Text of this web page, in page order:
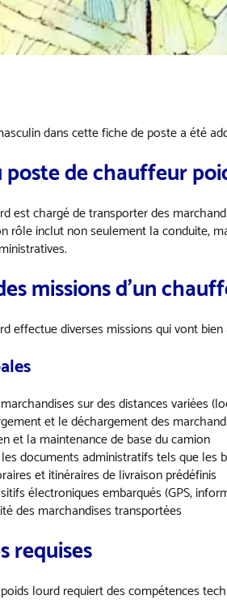
dans cette fiche de poste a été
de chauffeur
est chargé de transporter des
rôle inclut non seulement la conduite,
missions d’un
effectue diverses missions qui vont
sur des distances variées
et le déchargement des
et la maintenance de base du camion
documents administratifs tels que
et itinéraires de livraison prédéfinis
électroniques embarqués (GPS,
des marchandises transportées
requises
lourd requiert des compétences